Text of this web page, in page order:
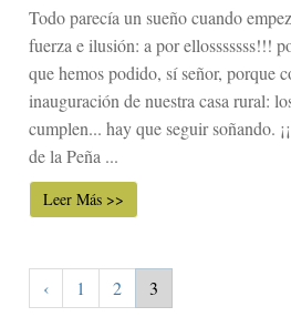
Todo parecía un sueño cuando
fuerza e ilusión: a por ellosssssss!!!
que hemos podido, sí señor, porque
inauguración de nuestra casa rural:
cumplen... hay que seguir soñando.
de la Peña ...
Leer Más >>
‹ 1 2 3